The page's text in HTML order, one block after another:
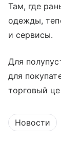
Там, где
одежды,
и сервисы.
Для
для
торговый
Новости